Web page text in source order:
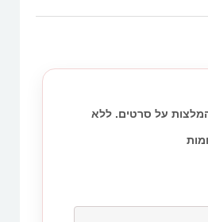
על סרטים. ללא